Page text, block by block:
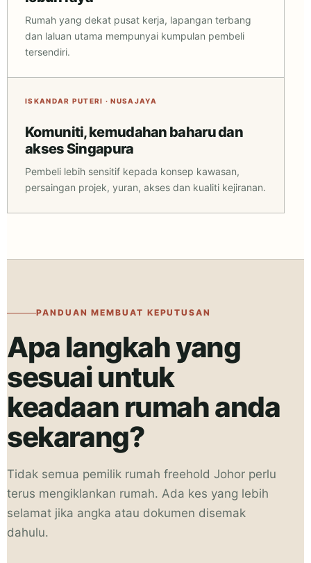
Rumah yang dekat pusat kerja, lapangan terbang
dan laluan utama mempunyai kumpulan pembeli
tersendiri.
ISKANDAR PUTERI · NUSAJAYA
Komuniti, kemudahan baharu dan
akses Singapura
Pembeli lebih sensitif kepada konsep kawasan,
persaingan projek, yuran, akses dan kualiti kejiranan.
PANDUAN MEMBUAT KEPUTUSAN
Apa langkah yang
sesuai untuk
keadaan rumah anda
sekarang?
Tidak semua pemilik rumah freehold Johor perlu
terus mengiklankan rumah. Ada kes yang lebih
selamat jika angka atau dokumen disemak
dahulu.